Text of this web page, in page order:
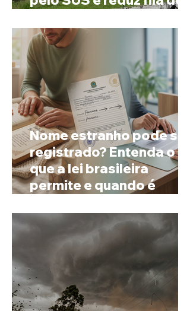
Nome estranho pode ser
registrado? Entenda o
que a lei brasileira
permite e quando é
prenome